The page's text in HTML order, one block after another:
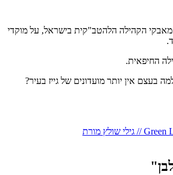
הקהילה הלהטב"קית בישראל, על מוקדי
החיפאית.
בעצם אין יותר מועדונים של גייז בעיר?
Green Lady Tour Guide // גילי שולץ מורת